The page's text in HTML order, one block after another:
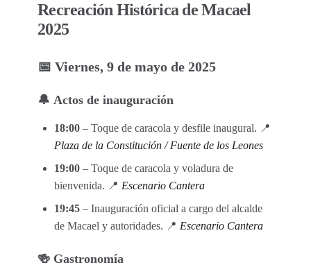
Recreación Histórica de Macael
2025
📅 Viernes, 9 de mayo de 2025
🔔 Actos de inauguración
18:00– Toque de caracola y desfile inaugural. 📍
Plaza de la Constitución / Fuente de los Leones
19:00– Toque de caracola y voladura de
bienvenida. 📍 Escenario Cantera
19:45– Inauguración oficial a cargo del alcalde
de Macael y autoridades. 📍 Escenario Cantera
🍻 Gastronomía